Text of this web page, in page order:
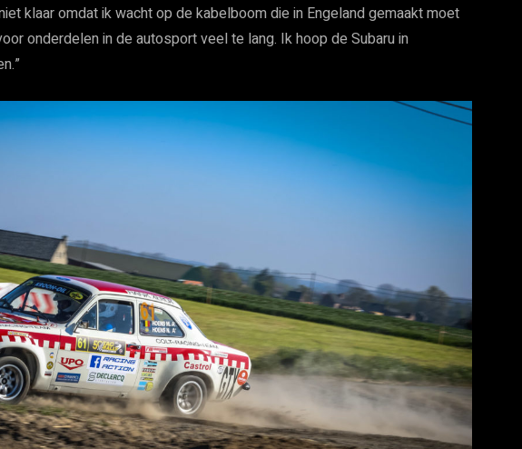
klaar omdat ik wacht op de kabelboom die in Engeland gemaakt moet
onderdelen in de autosport veel te lang. Ik hoop de Subaru in